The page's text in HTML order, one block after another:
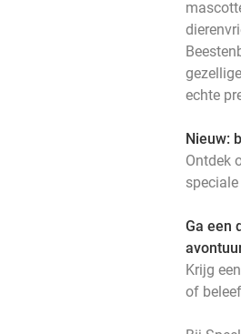
echte
Nieuw:
Ontdek
Ga een
Krijg
of